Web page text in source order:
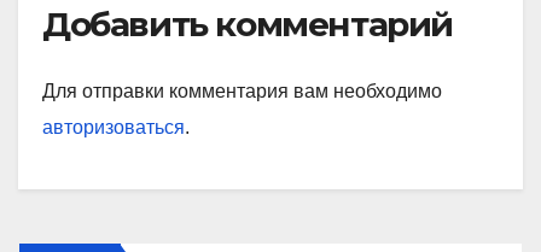
Добавить комментарий
Для отправки комментария вам необходимо
авторизоваться.